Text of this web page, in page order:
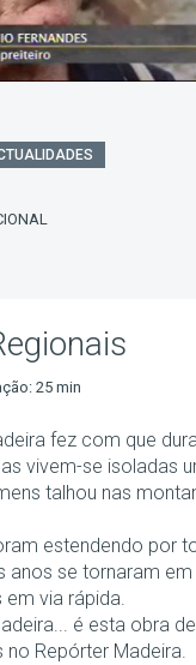
25 min
fez com que
vivem-se isoladas
talhou nas
estendendo por
anos se tornaram
via rápida.
é esta obra
Repórter Madeira.